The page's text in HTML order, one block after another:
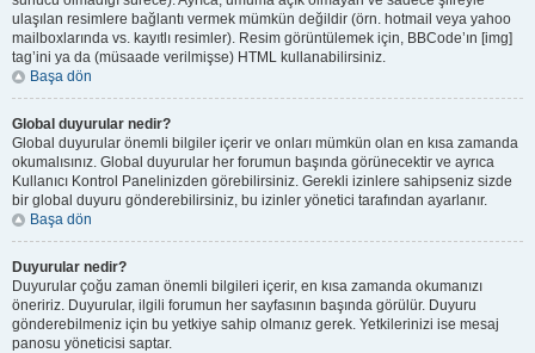
ulaşılan resimlere bağlantı vermek mümkün değildir (örn. hotmail veya yahoo
mailboxlarında vs. kayıtlı resimler). Resim görüntülemek için, BBCode’ın [img]
tag’ini ya da (müsaade verilmişse) HTML kullanabilirsiniz.
Başa dön
Global duyurular nedir?
Global duyurular önemli bilgiler içerir ve onları mümkün olan en kısa zamanda
okumalısınız. Global duyurular her forumun başında görünecektir ve ayrıca
Kullanıcı Kontrol Panelinizden görebilirsiniz. Gerekli izinlere sahipseniz sizde
bir global duyuru gönderebilirsiniz, bu izinler yönetici tarafından ayarlanır.
Başa dön
Duyurular nedir?
Duyurular çoğu zaman önemli bilgileri içerir, en kısa zamanda okumanızı
öneririz. Duyurular, ilgili forumun her sayfasının başında görülür. Duyuru
gönderebilmeniz için bu yetkiye sahip olmanız gerek. Yetkilerinizi ise mesaj
panosu yöneticisi saptar.